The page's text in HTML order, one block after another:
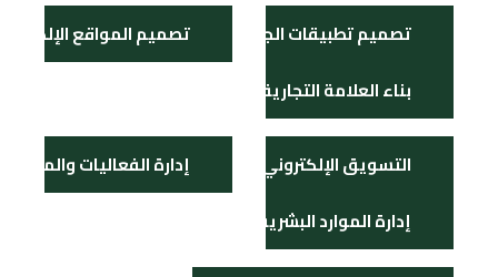
تصميم تطبيقات الجوال
تصميم المواقع
بناء العلامة التجارية
التسويق الإلكتروني
إدارة الفعاليات والمعارض
إدارة الموارد البشرية